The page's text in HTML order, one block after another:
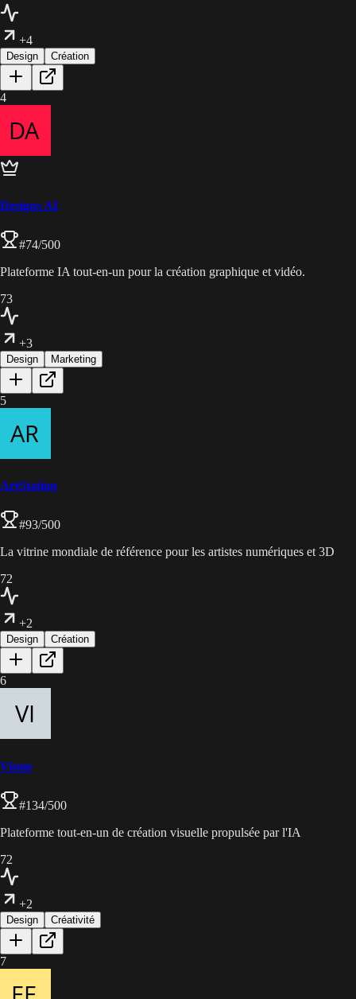
+4
Design Création
4
Designs AI
#74/500
Plateforme IA tout-en-un pour la création graphique et vidéo.
73
+3
Design Marketing
5
ArtStation
#93/500
La vitrine mondiale de référence pour les artistes numériques et 3D
72
+2
Design Création
6
Visme
#134/500
Plateforme tout-en-un de création visuelle propulsée par l'IA
72
+2
Design Créativité
7